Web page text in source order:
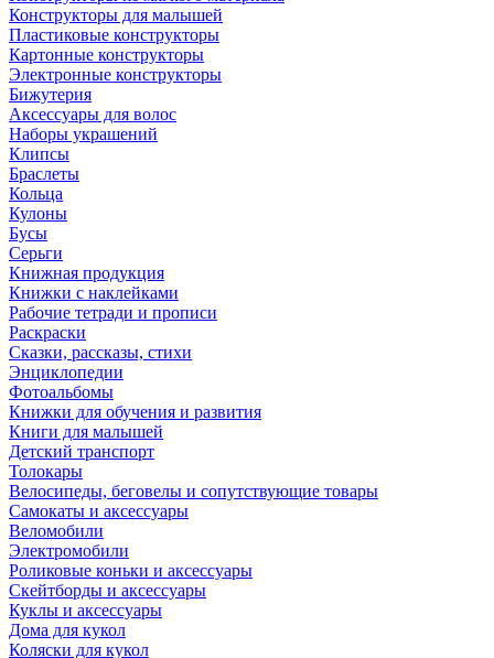
Конструкторы для малышей
Пластиковые конструкторы
Картонные конструкторы
Электронные конструкторы
Бижутерия
Аксессуары для волос
Наборы украшений
Клипсы
Браслеты
Кольца
Кулоны
Бусы
Серьги
Книжная продукция
Книжки с наклейками
Рабочие тетради и прописи
Раскраски
Сказки, рассказы, стихи
Энциклопедии
Фотоальбомы
Книжки для обучения и развития
Книги для малышей
Детский транспорт
Толокары
Велосипеды, беговелы и сопутствующие товары
Самокаты и аксессуары
Веломобили
Электромобили
Роликовые коньки и аксессуары
Скейтборды и аксессуары
Куклы и аксессуары
Дома для кукол
Коляски для кукол